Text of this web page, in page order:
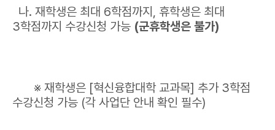
나. 재학생은 최대 6학점까지, 휴학생은 최대
3학점까지 수강신청 가능 (군휴학생은 불가)
※ 재학생은 [혁신융합대학 교과목] 추가 3학점
수강신청 가능 (각 사업단 안내 확인 필수)